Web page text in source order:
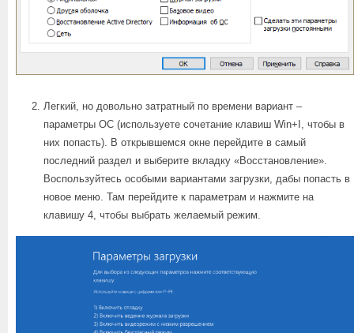
Легкий, но довольно затратный по времени вариант –
параметры ОС (используете сочетание клавиш Win+I, чтобы в
них попасть). В открывшемся окне перейдите в самый
последний раздел и выберите вкладку «Восстановление».
Воспользуйтесь особыми вариантами загрузки, дабы попасть в
новое меню. Там перейдите к параметрам и нажмите на
клавишу 4, чтобы выбрать желаемый режим.